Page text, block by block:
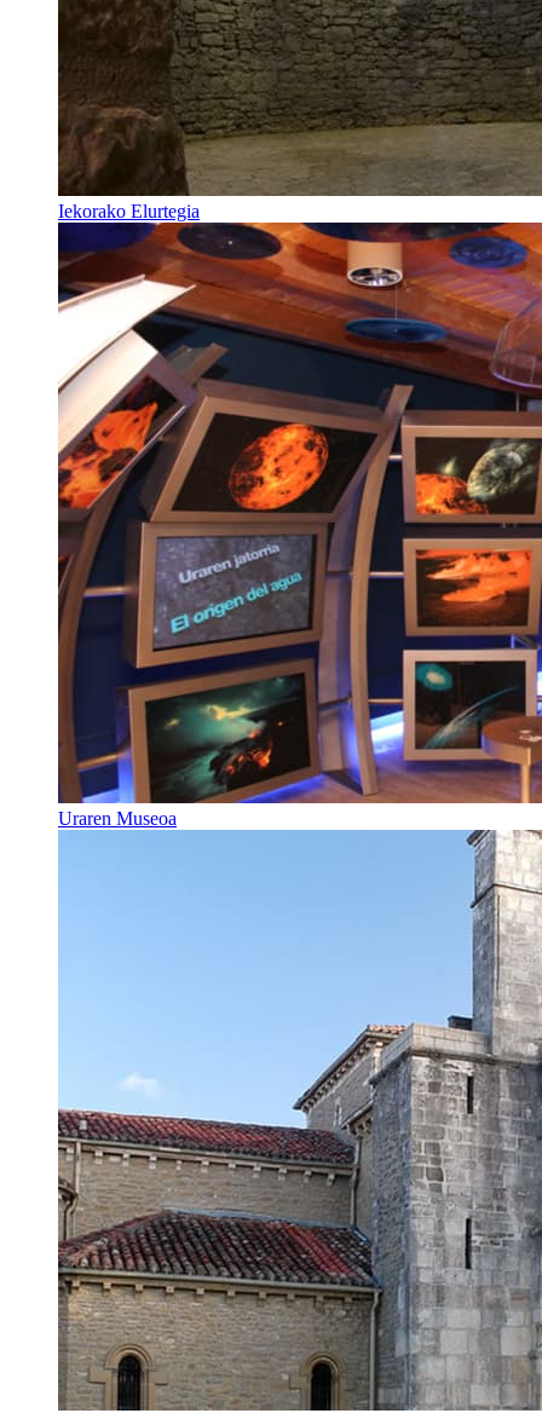
Iekorako Elurtegia
Uraren Museoa